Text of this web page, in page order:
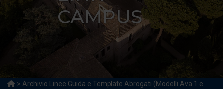
CAMPUS
> Archivio Linee Guida e Template Abrogati (Modelli Ava 1 e